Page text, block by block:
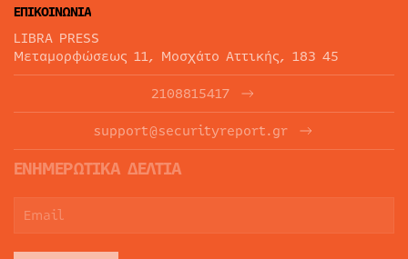
ΕΠΙΚΟΙΝΩΝΙΑ
LIBRA PRESS
Μεταμορφώσεως 11, Μοσχάτο Αττικής, 183 45
2108815417
support@securityreport.gr
ΕΝΗΜΕΡΩΤΙΚΑ ΔΕΛΤΙΑ